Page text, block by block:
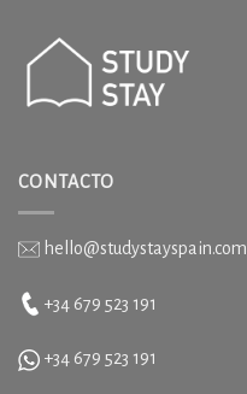
CONTACTO
hello@studystayspain.com
+34 679 523 191
+34 679 523 191